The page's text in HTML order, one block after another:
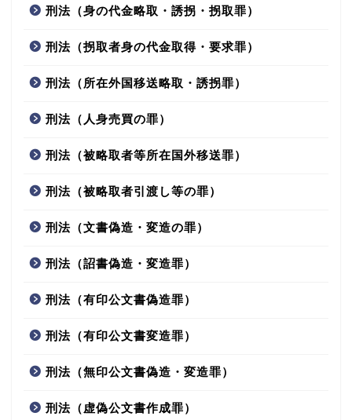
刑法（身の代金略取・誘拐・拐取罪）
刑法（拐取者身の代金取得・要求罪）
刑法（所在外国移送略取・誘拐罪）
刑法（人身売買の罪）
刑法（被略取者等所在国外移送罪）
刑法（被略取者引渡し等の罪）
刑法（文書偽造・変造の罪）
刑法（詔書偽造・変造罪）
刑法（有印公文書偽造罪）
刑法（有印公文書変造罪）
刑法（無印公文書偽造・変造罪）
刑法（虚偽公文書作成罪）